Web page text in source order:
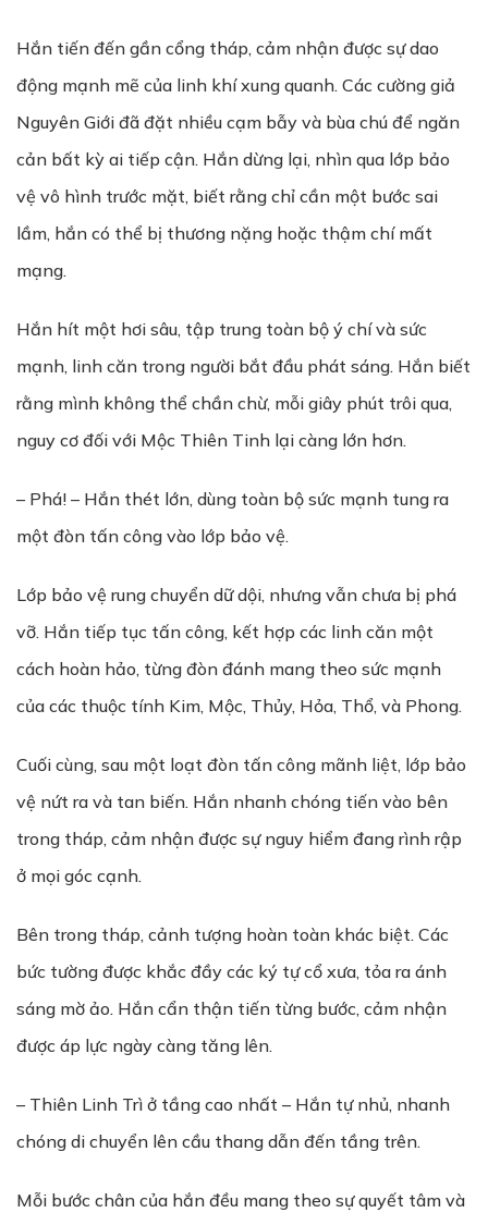
Hắn tiến đến gần cổng tháp, cảm nhận được sự dao
động mạnh mẽ của linh khí xung quanh. Các cường giả
Nguyên Giới đã đặt nhiều cạm bẫy và bùa chú để ngăn
cản bất kỳ ai tiếp cận. Hắn dừng lại, nhìn qua lớp bảo
vệ vô hình trước mặt, biết rằng chỉ cần một bước sai
lầm, hắn có thể bị thương nặng hoặc thậm chí mất
mạng.
Hắn hít một hơi sâu, tập trung toàn bộ ý chí và sức
mạnh, linh căn trong người bắt đầu phát sáng. Hắn biết
rằng mình không thể chần chừ, mỗi giây phút trôi qua,
nguy cơ đối với Mộc Thiên Tinh lại càng lớn hơn.
– Phá! – Hắn thét lớn, dùng toàn bộ sức mạnh tung ra
một đòn tấn công vào lớp bảo vệ.
Lớp bảo vệ rung chuyển dữ dội, nhưng vẫn chưa bị phá
vỡ. Hắn tiếp tục tấn công, kết hợp các linh căn một
cách hoàn hảo, từng đòn đánh mang theo sức mạnh
của các thuộc tính Kim, Mộc, Thủy, Hỏa, Thổ, và Phong.
Cuối cùng, sau một loạt đòn tấn công mãnh liệt, lớp bảo
vệ nứt ra và tan biến. Hắn nhanh chóng tiến vào bên
trong tháp, cảm nhận được sự nguy hiểm đang rình rập
ở mọi góc cạnh.
Bên trong tháp, cảnh tượng hoàn toàn khác biệt. Các
bức tường được khắc đầy các ký tự cổ xưa, tỏa ra ánh
sáng mờ ảo. Hắn cẩn thận tiến từng bước, cảm nhận
được áp lực ngày càng tăng lên.
– Thiên Linh Trì ở tầng cao nhất – Hắn tự nhủ, nhanh
chóng di chuyển lên cầu thang dẫn đến tầng trên.
Mỗi bước chân của hắn đều mang theo sự quyết tâm và